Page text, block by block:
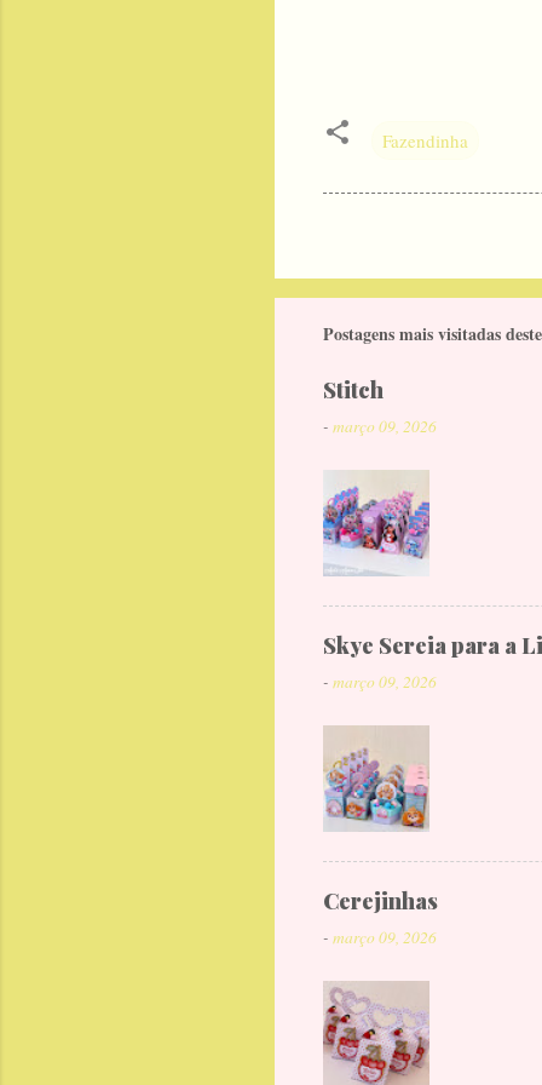
Fazendinha
Postagens mais visitadas
Stitch
- março 09, 2026
Skye Sereia para a
- março 09, 2026
Cerejinhas
- março 09, 2026